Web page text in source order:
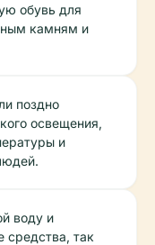
обувь для
камням и
поздно
освещения,
и
воду и
средства, так